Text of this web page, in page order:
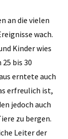
an die vielen
wach.
Kinder wies
bis 30
erntete auch
erfreulich ist,
jedoch auch
zu bergen.
Leiter der